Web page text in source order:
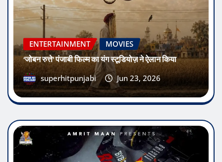
‘जोबन रुत्ते’ पंजाबी फिल्म का यंग स्टूडियोज़ ने ऐलान किया
superhitpunjabi Jun 23, 2026